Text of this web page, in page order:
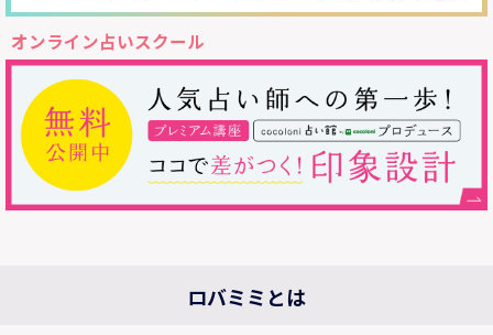
オンライン占いスクール
ロバミミとは